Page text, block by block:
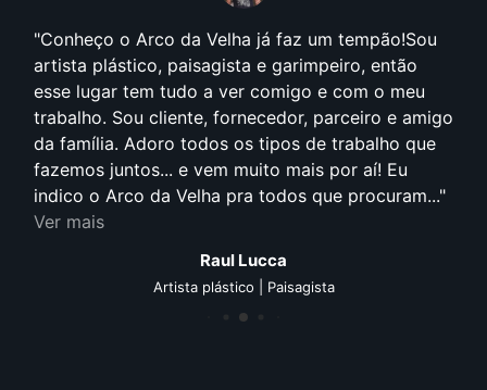
Conheço o Arco da Velha já faz um tempão!Sou
artista plástico, paisagista e garimpeiro, então
esse lugar tem tudo a ver comigo e com o meu
trabalho. Sou cliente, fornecedor, parceiro e amigo
da família. Adoro todos os tipos de trabalho que
fazemos juntos... e vem muito mais por aí! Eu
indico o Arco da Velha pra todos que procuram...
Ver mais
Raul Lucca
Artista plástico | Paisagista